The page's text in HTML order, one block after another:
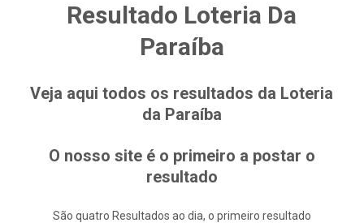
Resultado Loteria Da
Paraíba
Veja aqui todos os resultados da Loteria
da Paraíba
O nosso site é o primeiro a postar o
resultado
São quatro Resultados ao dia, o primeiro resultado